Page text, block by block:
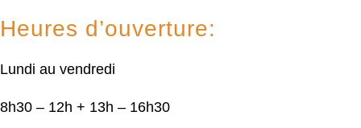
Heures d’ouverture:
Lundi au vendredi
8h30 – 12h + 13h – 16h30